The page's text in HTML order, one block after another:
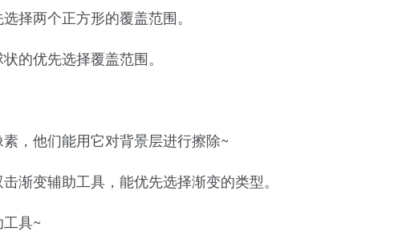
择两个正方形的覆盖范围。
的优先选择覆盖范围。
，他们能用它对背景层进行擦除~
渐变辅助工具，能优先选择渐变的类型。
具~